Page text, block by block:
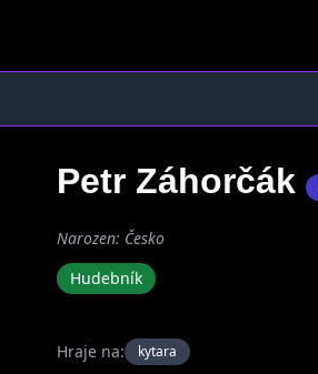
Petr Záhorčák
Narozen: Česko
Hudebník
Hraje na: kytara